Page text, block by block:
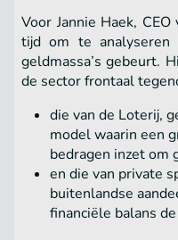
Voor Jannie Haek,
tijd om te
geldmassa’s gebeurt.
de sector frontaal
die van de Loterij,
model waarin een
bedragen inzet om
en die van private
buitenlandse
financiële balans